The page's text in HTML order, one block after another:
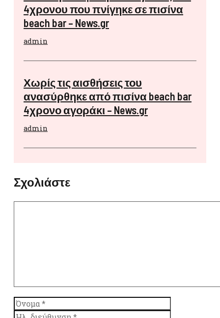
4χρονου που πνίγηκε σε πισίνα
beach bar – News.gr
admin
Χωρίς τις αισθήσεις του
ανασύρθηκε από πισίνα beach bar
4χρονο αγοράκι – News.gr
admin
Σχολιάστε
Όνομα
διεύθυνση